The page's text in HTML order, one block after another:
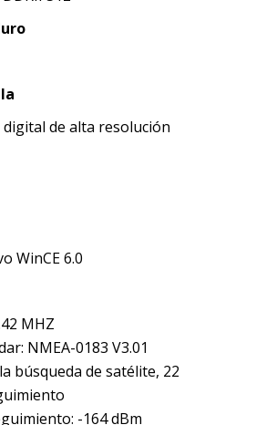
de alta resolución
WinCE 6.0
MHZ
NMEA-0183 V3.01
búsqueda de satélite, 22
-164 dBm